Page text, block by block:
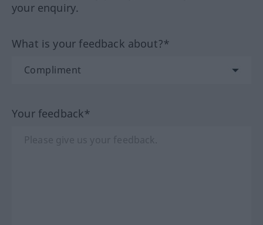
your enquiry.
What is your feedback about?*
Your feedback*